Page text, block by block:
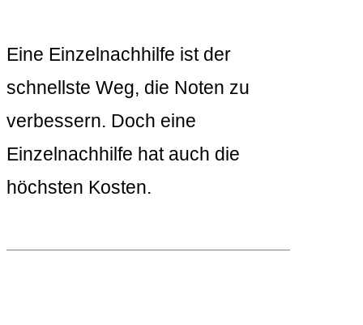
Eine Einzelnachhilfe ist der
schnellste Weg, die Noten zu
verbessern. Doch eine
Einzelnachhilfe hat auch die
höchsten Kosten.